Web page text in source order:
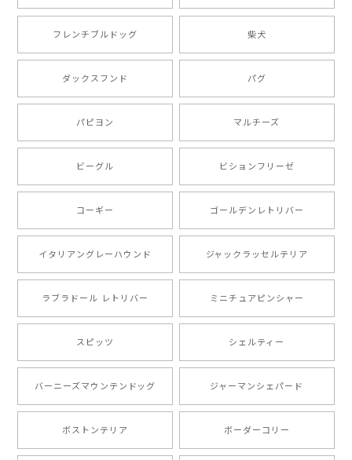
【 ボーダーコリー 水彩画風 毛色4色 】 手帳 スマホケース 犬 うちの子 iPhone & Android
ったです。 ご連絡が取りづらい点だけ少し不安になり
ましたが、商品の素敵さでチャラです。 本当に可愛
い。ありがとうございます。
2024/10/28
注文受領連絡が無かったのでハラハラしましたが… 可
愛い商品が届きました！大満足です♪
【 自然に囲まれた ポメラニアン 】マグカップ 犬 ペット うちの子 犬グッズ ギフト プレゼント 母の日
りまして、元気な時の顔がそっくりだったので、注文し
ました。ありがとうございました。
フレンチブルドッグ 柴犬
ダックスフンド パグ
パピヨン マルチーズ
ビーグル ビションフリーゼ
コーギー ゴールデンレトリバー
イタリアングレーハウンド ジャックラッセルテリア
ラブラドール レトリバー ミニチュアピンシャー
スピッツ シェルティー
バーニーズマウンテンドッグ ジャーマンシェパード
ボストンテリア ボーダーコリー